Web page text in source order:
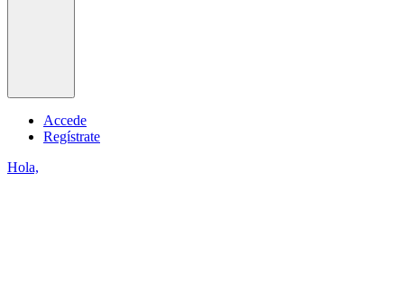
Accede
Regístrate
Hola,